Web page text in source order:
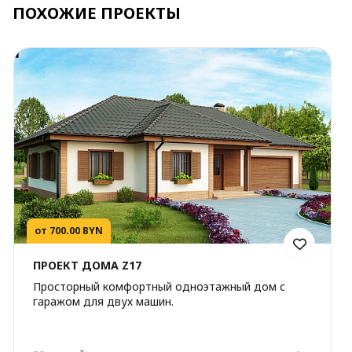
ПОХОЖИЕ ПРОЕКТЫ
от 700.00 BYN
ПРОЕКТ ДОМА Z17
Просторный комфортный одноэтажный дом с
гаражом для двух машин.